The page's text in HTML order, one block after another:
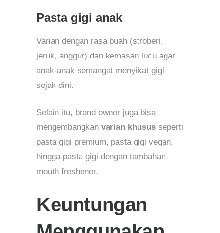
Pasta gigi anak
Varian dengan rasa buah (stroberi,
jeruk, anggur) dan kemasan lucu agar
anak-anak semangat menyikat gigi
sejak dini.
Selain itu, brand owner juga bisa
mengembangkan varian khusus seperti
pasta gigi premium, pasta gigi vegan,
hingga pasta gigi dengan tambahan
mouth freshener.
Keuntungan